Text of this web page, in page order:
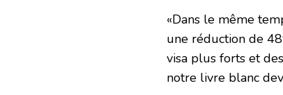
«Dans le même
une réduction de
visa plus forts et
notre livre blanc